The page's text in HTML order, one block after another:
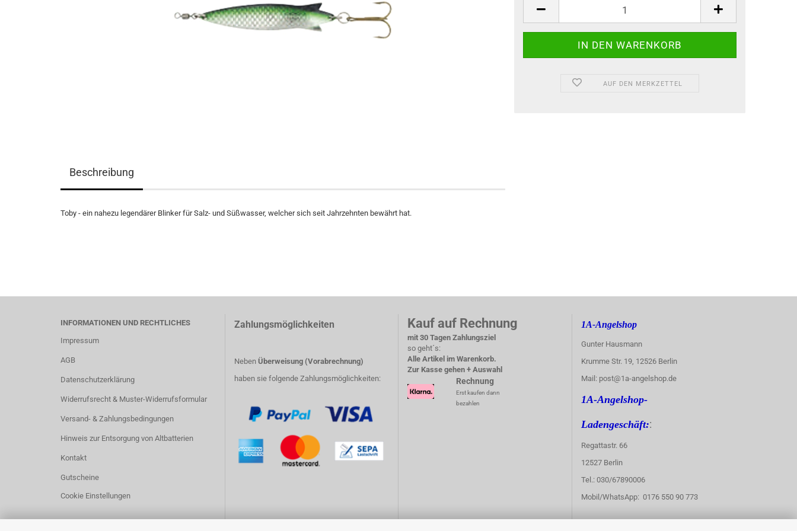
AUF DEN MERKZETTEL
Beschreibung
Toby - ein nahezu legendärer Blinker für Salz- und Süßwasser, welcher sich seit Jahrzehnten bewährt hat.
INFORMATIONEN UND RECHTLICHES
Impressum
AGB
Datenschutzerklärung
Widerrufsrecht & Muster-Widerrufsformular
Versand- & Zahlungsbedingungen
Hinweis zur Entsorgung von Altbatterien
Kontakt
Gutscheine
Cookie Einstellungen
Zahlungsmöglichkeiten
NebenÜberweisung (Vorabrechnung)
haben sie folgende Zahlungsmöglichkeiten:
Kauf auf Rechnung
mit 30 Tagen Zahlungsziel
so geht´s:
Alle Artikel im Warenkorb.
Zur Kasse gehen + Auswahl
Rechnung
Erst kaufen dann
bezahlen
1A-Angelshop
Gunter Hausmann
Krumme Str. 19, 12526 Berlin
Mail: post@1a-angelshop.de
1A-Angelshop-
Ladengeschäft::
Regattastr. 66
12527 Berlin
Tel.: 030/67890006
Mobil/WhatsApp: 0176 550 90 773